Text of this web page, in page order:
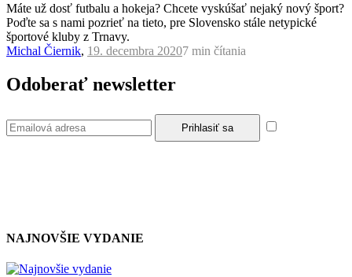
Máte už dosť futbalu a hokeja? Chcete vyskúšať nejaký nový šport?
Poďte sa s nami pozrieť na tieto, pre Slovensko stále netypické
športové kluby z Trnavy.
Michal Čiernik, 19. decembra 20207 min čítania
Odoberať newsletter
NAJNOVŠIE VYDANIE